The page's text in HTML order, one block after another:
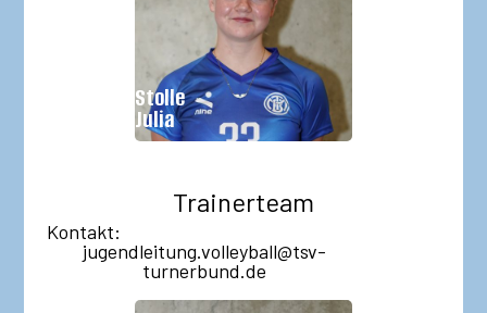
Stolle
Julia
Geburtsjahr: 2011
Größe:
Im Verein seit: 2023
Trainerteam
Kontakt:
jugendleitung.volleyball@tsv-
turnerbund.de